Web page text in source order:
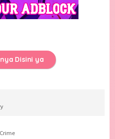
Disini ya
Crime